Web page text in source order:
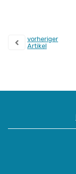
vorheriger
Artikel